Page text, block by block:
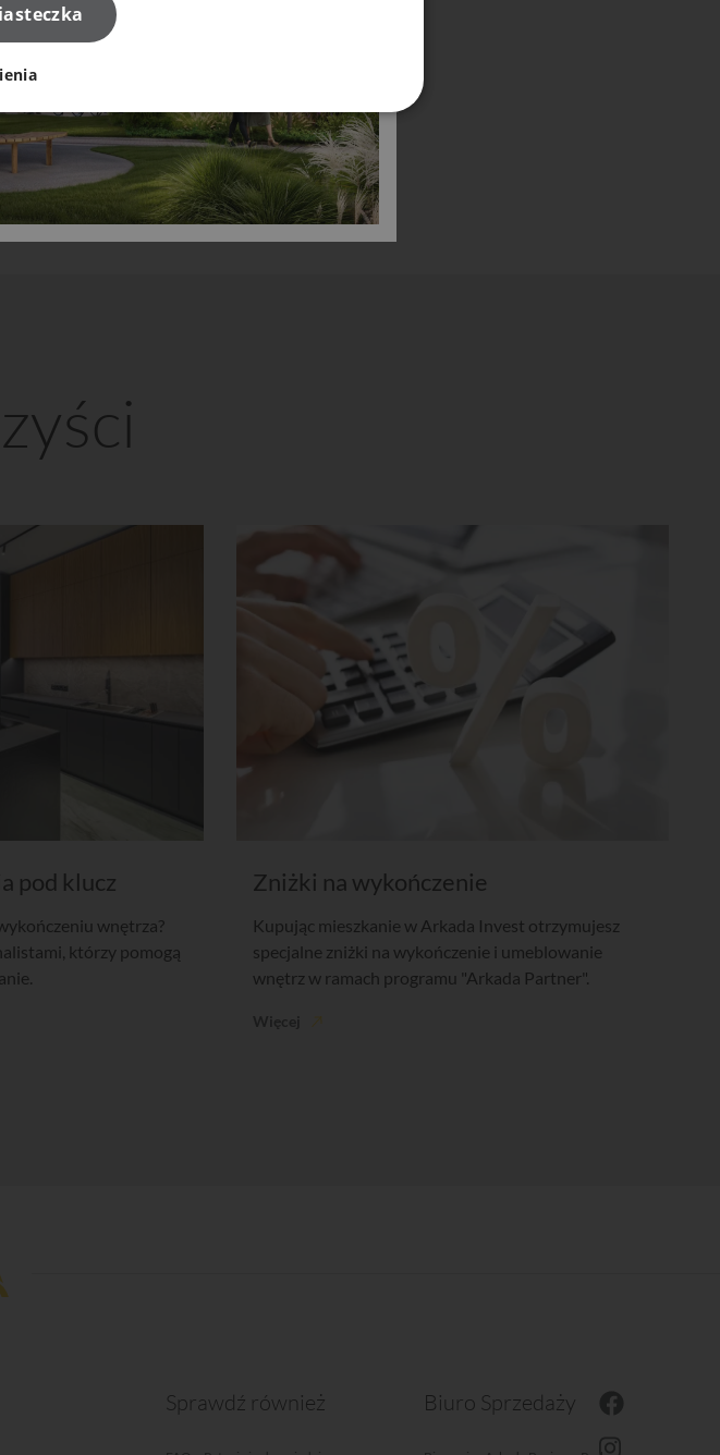
pod klucz
wnętrza?
którzy pomogą
Zniżki na wykończenie
Kupując mieszkanie w Arkada Invest otrzymujesz
specjalne zniżki na wykończenie i umeblowanie
wnętrz w ramach programu "Arkada Partner".
Sprawdź również Biuro Sprzedaży